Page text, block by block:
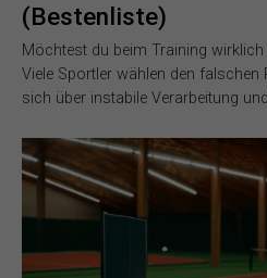
(Bestenliste)
Möchtest du beim Training
Viele Sportler wählen den falschen
sich über instabile Verarbeitung